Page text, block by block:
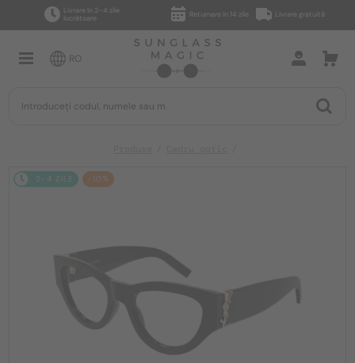
Livrare în 2–4 zile
lucrătoare
Returnare în 14 zile Livrare gratuită
RO
2-4 ZILE -10%